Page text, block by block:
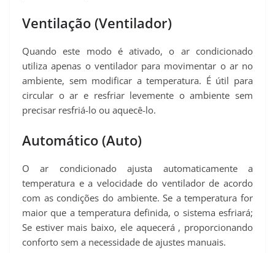
Ventilação (Ventilador)
Quando este modo é ativado, o ar condicionado
utiliza apenas o ventilador para movimentar o ar no
ambiente, sem modificar a temperatura. É útil para
circular o ar e resfriar levemente o ambiente sem
precisar resfriá-lo ou aquecê-lo.
Automático (Auto)
O ar condicionado ajusta automaticamente a
temperatura e a velocidade do ventilador de acordo
com as condições do ambiente. Se a temperatura for
maior que a temperatura definida, o sistema esfriará;
Se estiver mais baixo, ele aquecerá , proporcionando
conforto sem a necessidade de ajustes manuais.